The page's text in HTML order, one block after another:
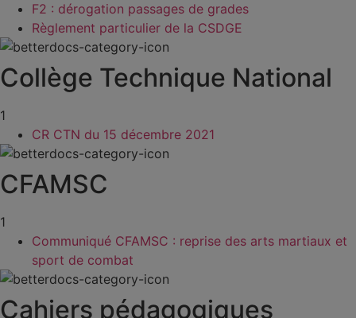
F2 : dérogation passages de grades
Règlement particulier de la CSDGE
Collège Technique National
1
CR CTN du 15 décembre 2021
CFAMSC
1
Communiqué CFAMSC : reprise des arts martiaux et
sport de combat
Cahiers pédagogiques